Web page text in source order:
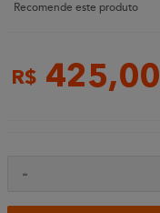
Recomende este produto
R$ 425,00
-